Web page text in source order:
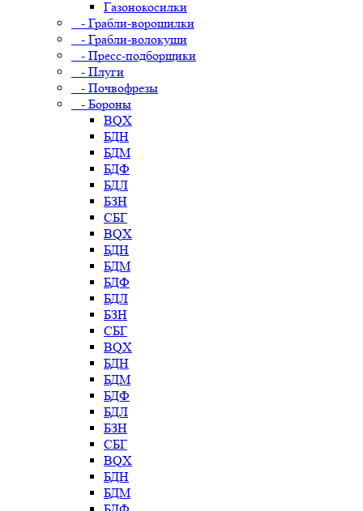
Газонокосилки
- Грабли-ворошилки
- Грабли-волокуши
- Пресс-подборщики
- Плуги
- Почвофрезы
- Бороны
BQX
БДН
БДМ
БДФ
БДЛ
БЗН
СБГ
BQX
БДН
БДМ
БДФ
БДЛ
БЗН
СБГ
BQX
БДН
БДМ
БДФ
БДЛ
БЗН
СБГ
BQX
БДН
БДМ